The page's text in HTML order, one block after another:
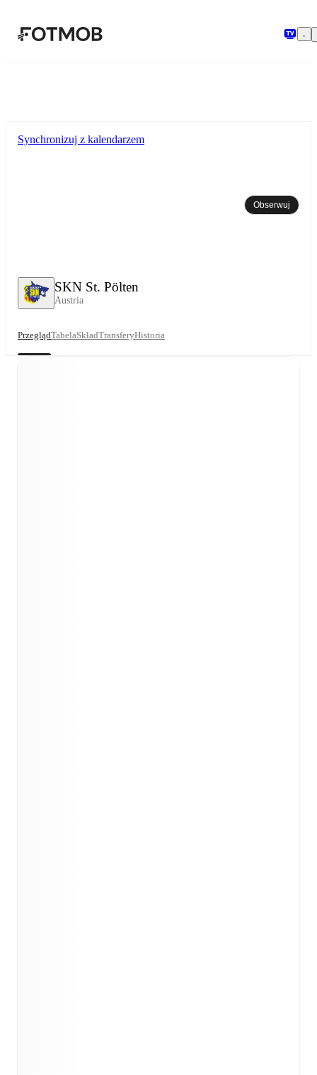
SKN St. Pölten
Austria
Synchronizuj z kalendarzem
Obserwuj
PrzeglądTabelaSkładTransferyHistoria